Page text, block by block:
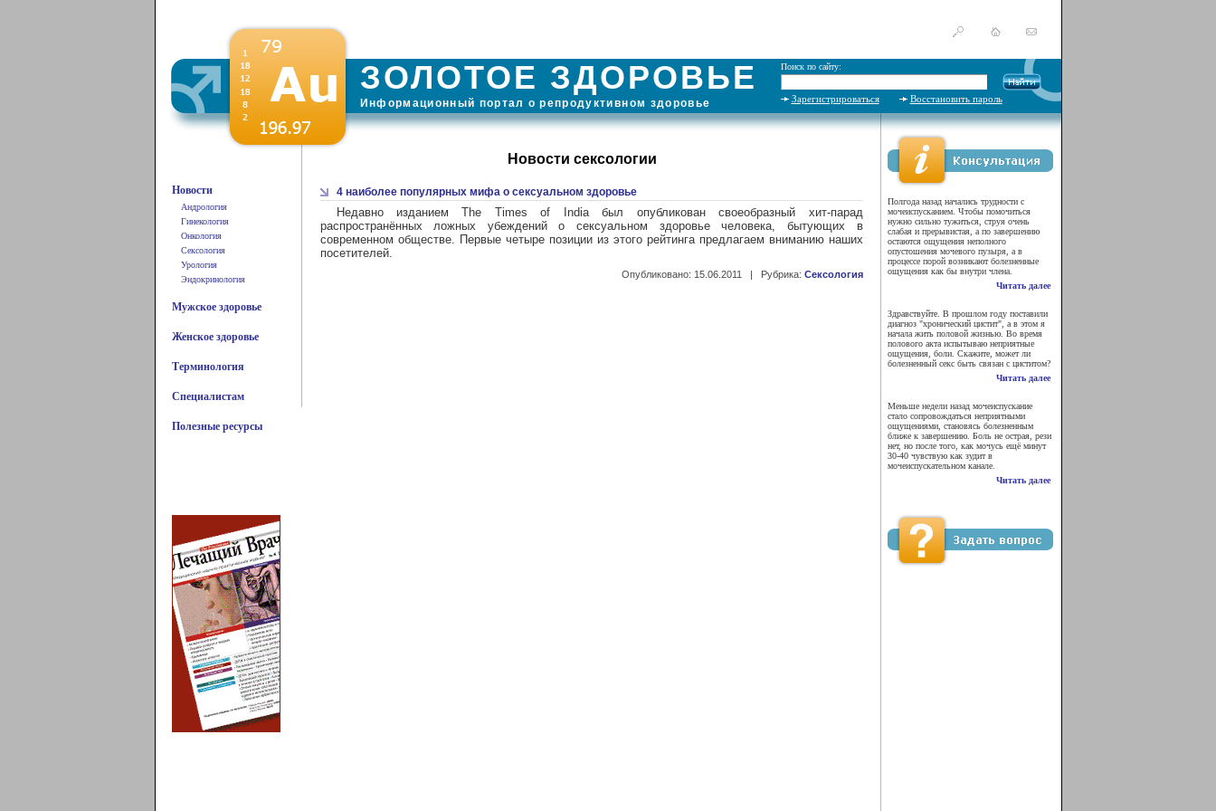
Поиск по сайту:
Зарегистрироваться Восстановить пароль
ЗОЛОТОЕ ЗДОРОВЬЕ
Информационный портал о репродуктивном здоровье
Новости
Андрология
Гинекология
Онкология
Сексология
Урология
Эндокринология
Мужское здоровье
Женское здоровье
Терминология
Специалистам
Полезные ресурсы
Новости сексологии
4 наиболее популярных мифа о сексуальном здоровье
Недавно изданием The Times of India был опубликован своеобразный хит-парад
распространённых ложных убеждений о сексуальном здоровье человека, бытующих в
современном обществе. Первые четыре позиции из этого рейтинга предлагаем вниманию наших
посетителей.
Опубликовано: 15.06.2011 | Рубрика: Сексология
Полгода назад начались трудности с
мочеиспусканием. Чтобы помочиться
нужно сильно тужиться, струя очень
слабая и прерывистая, а по завершению
остаются ощущения неполного
опустошения мочевого пузыря, а в
процессе порой возникают болезненные
ощущения как бы внутри члена.
Читать далее
Здравствуйте. В прошлом году поставили
диагноз "хронический цистит", а в этом я
начала жить половой жизнью. Во время
полового акта испытываю неприятные
ощущения, боли. Скажите, может ли
болезненный секс быть связан с циститом?
Читать далее
Меньше недели назад мочеиспускание
стало сопровождаться неприятными
ощущениями, становясь болезненным
ближе к завершению. Боль не острая, рези
нет, но после того, как мочусь ещё минут
30-40 чувствую как зудит в
мочеиспускательном канале.
Читать далее